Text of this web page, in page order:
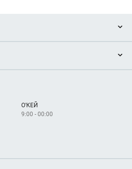
О'КЕЙ
9:00 - 00:00